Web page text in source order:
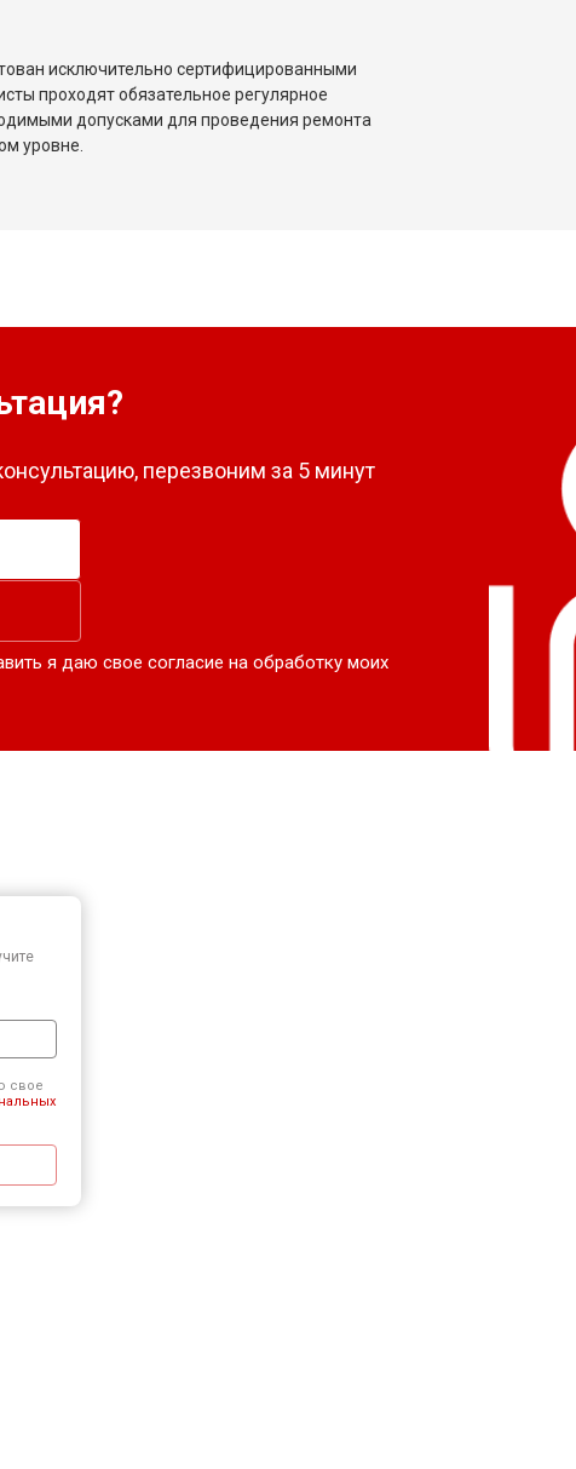
исключительно сертифицированными
проходят обязательное регулярное
допусками для проведения ремонта
уровне.
перезвоним за 5 минут
я даю свое согласие на обработку моих
свое